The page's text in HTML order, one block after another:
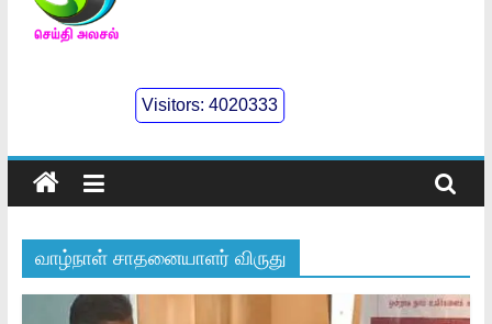
செய்திஅலசல்
Seidhialasal
Tamil
Online
NewsPaper
Visitors:4020333
வாழ்நாள் சாதனையாளர் விருது